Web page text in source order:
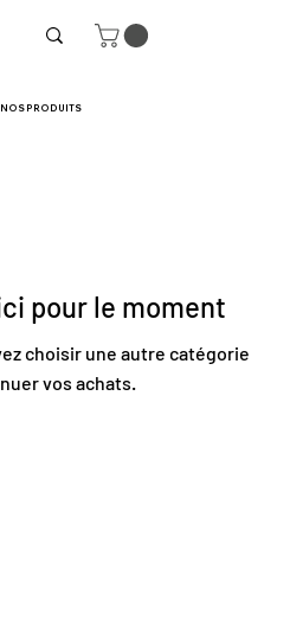
PRODUITS
pour le moment
choisir une autre catégorie
vos achats.